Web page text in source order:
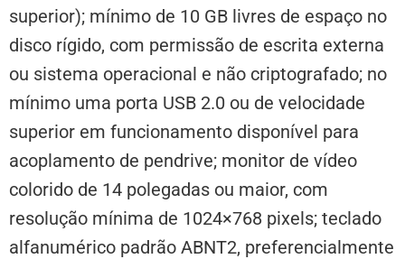
superior); mínimo de 10 GB livres de espaço no
disco rígido, com permissão de escrita externa
ou sistema operacional e não criptografado; no
mínimo uma porta USB 2.0 ou de velocidade
superior em funcionamento disponível para
acoplamento de pendrive; monitor de vídeo
colorido de 14 polegadas ou maior, com
resolução mínima de 1024×768 pixels; teclado
alfanumérico padrão ABNT2, preferencialmente